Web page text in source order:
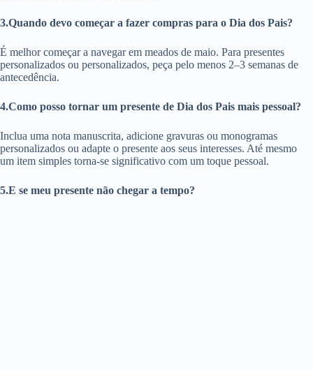
3.Quando devo começar a fazer compras para o Dia dos Pais?
É melhor começar a navegar em meados de maio. Para presentes
personalizados ou personalizados, peça pelo menos 2–3 semanas de
antecedência.
4.Como posso tornar um presente de Dia dos Pais mais pessoal?
Inclua uma nota manuscrita, adicione gravuras ou monogramas
personalizados ou adapte o presente aos seus interesses. Até mesmo
um item simples torna-se significativo com um toque pessoal.
5.E se meu presente não chegar a tempo?